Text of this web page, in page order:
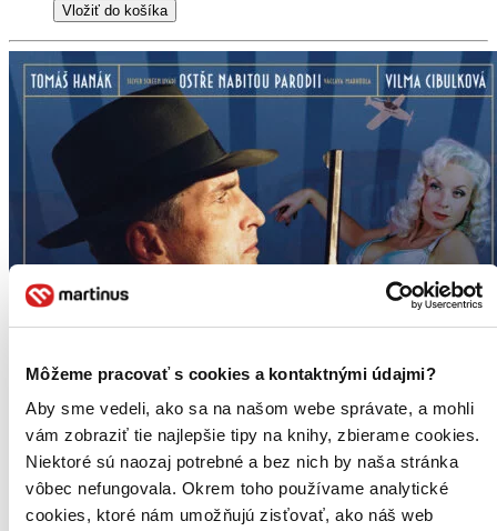
Môžeme pracovať s cookies a kontaktnými údajmi?
Aby sme vedeli, ako sa na našom webe správate, a mohli
vám zobraziť tie najlepšie tipy na knihy, zbierame cookies.
Niektoré sú naozaj potrebné a bez nich by naša stránka
vôbec nefungovala. Okrem toho používame analytické
cookies, ktoré nám umožňujú zisťovať, ako náš web
Vložiť do košíka